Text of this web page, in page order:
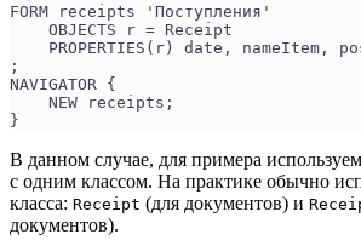
FORM receipts 'Поступления'
    OBJECTS r = Receipt
PROPERTIES(r) date, nameItem,
;
NAVIGATOR {
    NEW receipts;
}
В данном случае, для примера
с одним классом. На практике обычно
класса: Receipt (для документов) и
документов).